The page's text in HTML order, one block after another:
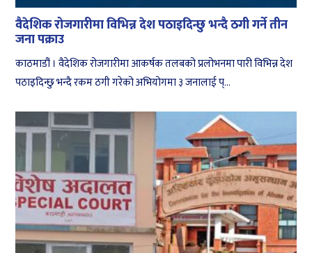
वैदेशिक रोजगारीमा विभिन्न देश पठाइदिन्छु भन्दै ठगी गर्ने तीन
जना पक्राउ
काठमाडौं । वैदेशिक रोजगारीमा आकर्षक तलबको प्रलोभनमा पारी विभिन्न देश
पठाइदिन्छु भन्दै रकम ठगी गरेको अभियोगमा ३ जनालाई प्...